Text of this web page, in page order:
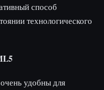
способ
технологического
удобны для